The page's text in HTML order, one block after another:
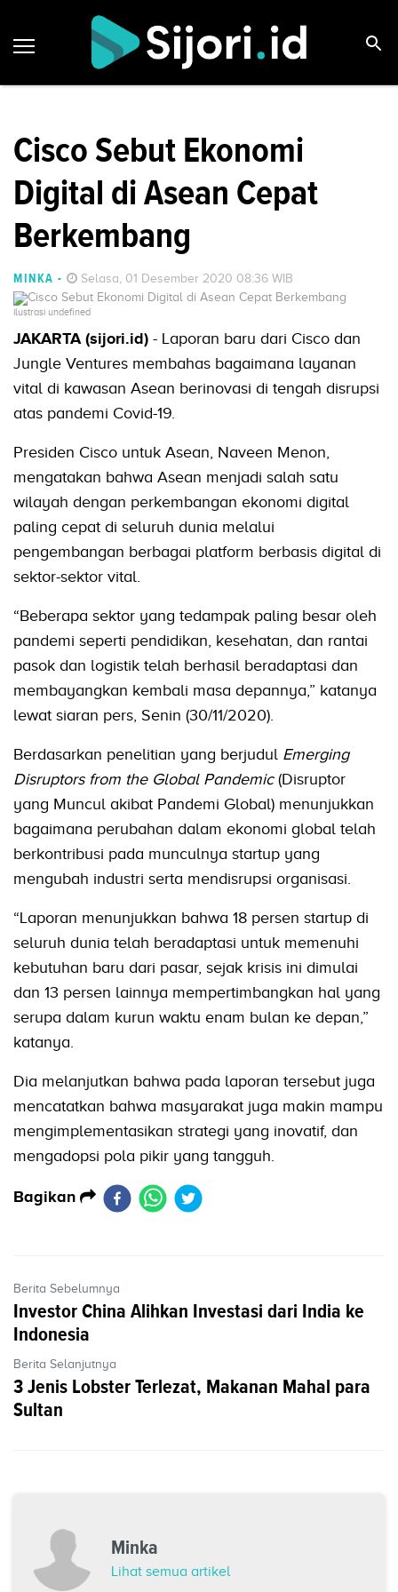
Cisco Sebut Ekonomi
Digital di Asean Cepat
Berkembang
MINKA - Selasa, 01 Desember 2020 08:36 WIB
ilustrasi undefined
JAKARTA (sijori.id) - Laporan baru dari Cisco dan
Jungle Ventures membahas bagaimana layanan
vital di kawasan Asean berinovasi di tengah disrupsi
atas pandemi Covid-19.
Presiden Cisco untuk Asean, Naveen Menon,
mengatakan bahwa Asean menjadi salah satu
wilayah dengan perkembangan ekonomi digital
paling cepat di seluruh dunia melalui
pengembangan berbagai platform berbasis digital di
sektor-sektor vital.
“Beberapa sektor yang tedampak paling besar oleh
pandemi seperti pendidikan, kesehatan, dan rantai
pasok dan logistik telah berhasil beradaptasi dan
membayangkan kembali masa depannya,” katanya
lewat siaran pers, Senin (30/11/2020).
Berdasarkan penelitian yang berjudul Emerging
Disruptors from the Global Pandemic(Disruptor
yang Muncul akibat Pandemi Global) menunjukkan
bagaimana perubahan dalam ekonomi global telah
berkontribusi pada munculnya startup yang
mengubah industri serta mendisrupsi organisasi.
“Laporan menunjukkan bahwa 18 persen startup di
seluruh dunia telah beradaptasi untuk memenuhi
kebutuhan baru dari pasar, sejak krisis ini dimulai
dan 13 persen lainnya mempertimbangkan hal yang
serupa dalam kurun waktu enam bulan ke depan,”
katanya.
Dia melanjutkan bahwa pada laporan tersebut juga
mencatatkan bahwa masyarakat juga makin mampu
mengimplementasikan strategi yang inovatif, dan
mengadopsi pola pikir yang tangguh.
Bagikan
Berita Sebelumnya
Investor China Alihkan Investasi dari India ke
Indonesia
Berita Selanjutnya
3 Jenis Lobster Terlezat, Makanan Mahal para
Sultan
Minka
Lihat semua artikel